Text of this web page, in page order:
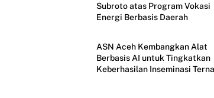
Subroto atas Program Vokasi
Energi Berbasis Daerah
Aceh
ASN Aceh Kembangkan Alat
Berbasis AI untuk Tingkatkan
Keberhasilan Inseminasi